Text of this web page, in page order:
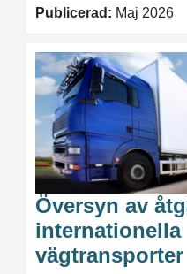
Publicerad: Maj 2026
Översyn av
internationella
vägtransporter